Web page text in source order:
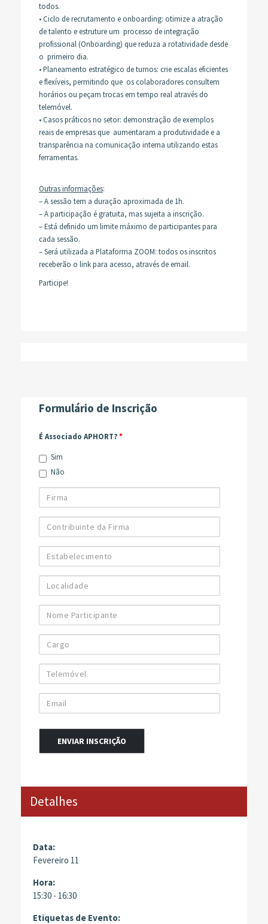
todos.
•Ciclo de recrutamento e onboarding: otimize a atração
de talento e estruture um processo de integração
profissional (Onboarding) que reduza a rotatividade desde
o primeiro dia.
•Planeamento estratégico de turnos: crie escalas eficientes
e flexíveis, permitindo que os colaboradores consultem
horários ou peçam trocas em tempo real através do
telemóvel.
•Casos práticos no setor: demonstração de exemplos
reais de empresas que aumentaram a produtividade e a
transparência na comunicação interna utilizando estas
ferramentas.
Outras informações:
– A sessão tem a duração aproximada de 1h.
– A participação é gratuita, mas sujeita a inscrição.
– Está definido um limite máximo de participantes para
cada sessão.
– Será utilizada a Plataforma ZOOM: todos os inscritos
receberão o link para acesso, através de email.
Participe!
Formulário de Inscrição
É Associado APHORT?*
Sim
Não
Firma
Participante
Telemóvel
Detalhes
Data:
Fevereiro 11
Hora:
15:30 - 16:30
Etiquetas de Evento: